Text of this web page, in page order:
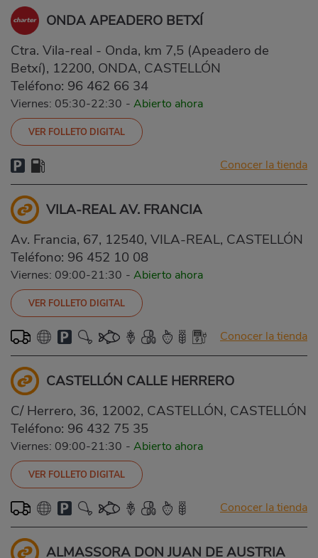
ONDA APEADERO BETXÍ
Ctra. Vila-real - Onda, km 7,5 (Apeadero de
Betxí), 12200, ONDA, CASTELLÓN
Teléfono: 96 462 66 34
Viernes: 05:30-22:30 - Abierto ahora
VER FOLLETO DIGITAL
Conocer la tienda
VILA-REAL AV. FRANCIA
Av. Francia, 67, 12540, VILA-REAL, CASTELLÓN
Teléfono: 96 452 10 08
Viernes: 09:00-21:30 - Abierto ahora
VER FOLLETO DIGITAL
Conocer la tienda
CASTELLÓN CALLE HERRERO
C/ Herrero, 36, 12002, CASTELLÓN, CASTELLÓN
Teléfono: 96 432 75 35
Viernes: 09:00-21:30 - Abierto ahora
VER FOLLETO DIGITAL
Conocer la tienda
ALMASSORA DON JUAN DE AUSTRIA